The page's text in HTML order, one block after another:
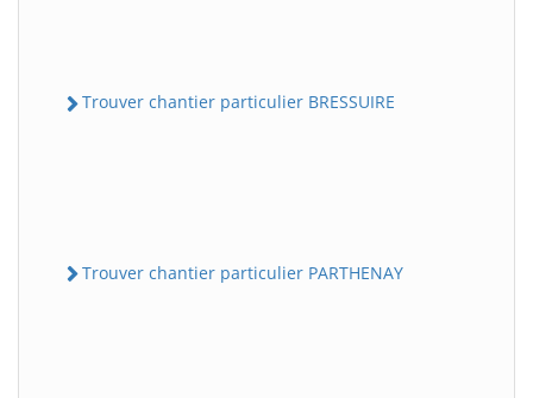
Trouver chantier particulier BRESSUIRE
Trouver chantier particulier PARTHENAY